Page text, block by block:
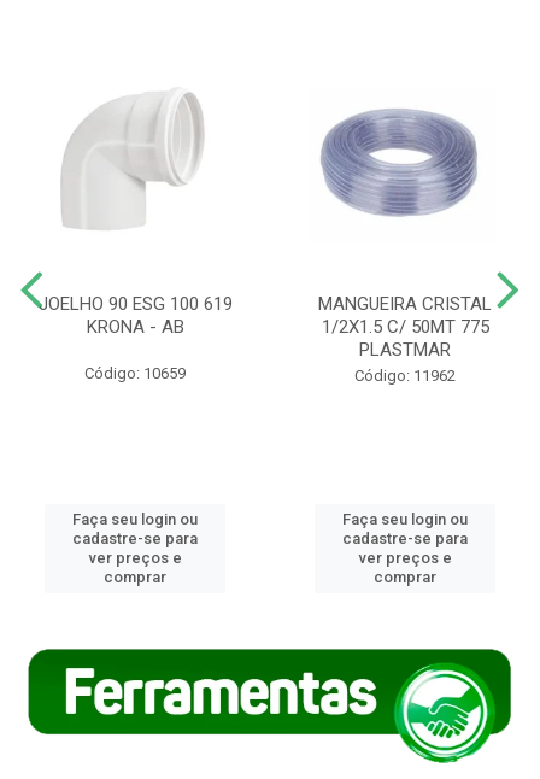
JOELHO 90 ESG 100 619
KRONA - AB
Código: 10659
Faça seu login ou
cadastre-se para
ver preços e
comprar
MANGUEIRA CRISTAL
1/2X1.5 C/ 50MT 775
PLASTMAR
Código: 11962
Faça seu login ou
cadastre-se para
ver preços e
comprar